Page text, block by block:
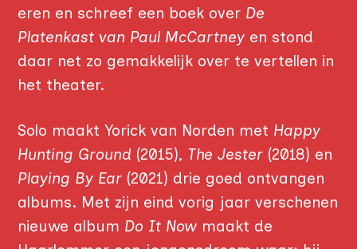
eren en schreef een boek over De
Platenkast van Paul McCartney en stond
daar net zo gemakkelijk over te vertellen in
het theater.
Solo maakt Yorick van Norden met Happy
Hunting Ground (2015), The Jester (2018) en
Playing By Ear (2021) drie goed ontvangen
albums. Met zijn eind vorig jaar verschenen
nieuwe album Do It Now maakt de